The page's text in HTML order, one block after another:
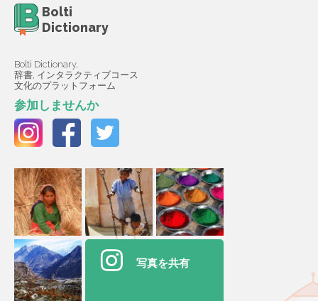
Bolti
Dictionary
Bolti Dictionary,
辞書, インタラクティブコース
文化のプラットフォーム
参加しませんか
写真を共有